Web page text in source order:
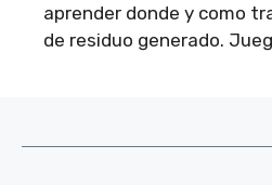
aprender donde y como
de residuo generado.